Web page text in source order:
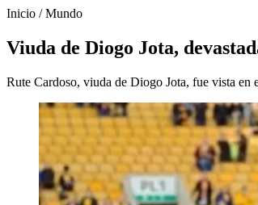
Inicio /Mundo
Viuda de Diogo Jota,
Rute Cardoso, viuda de Diogo Jota, fue vista